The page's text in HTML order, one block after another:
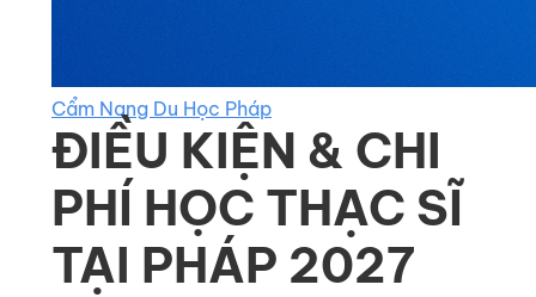
Cẩm Nang Du Học Pháp
ĐIỀU KIỆN & CHI
PHÍ HỌC THẠC SĨ
TẠI PHÁP 2027